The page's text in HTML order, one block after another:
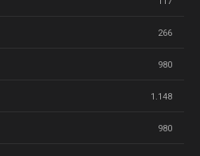
266
980
1.148
980